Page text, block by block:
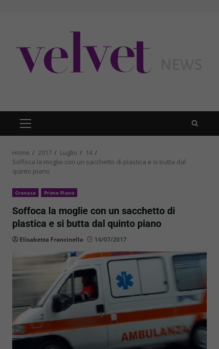
PRIMARY
MENU
Home 2017 Luglio
14
Soffoca la moglie con un sacchetto di plastica e si butta dal
quinto piano
Cronaca Primo Piano
Soffoca la moglie con un sacchetto di
plastica e si butta dal quinto piano
Elisabetta Francinella 14/07/2017